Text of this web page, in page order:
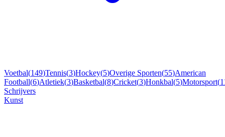
Voetbal(149)Tennis(3)Hockey(5)Overige Sporten(55)American
Football(6)Atletiek(3)Basketbal(8)Cricket(3)Honkbal(5)Motorsport(
Schrijvers
Kunst